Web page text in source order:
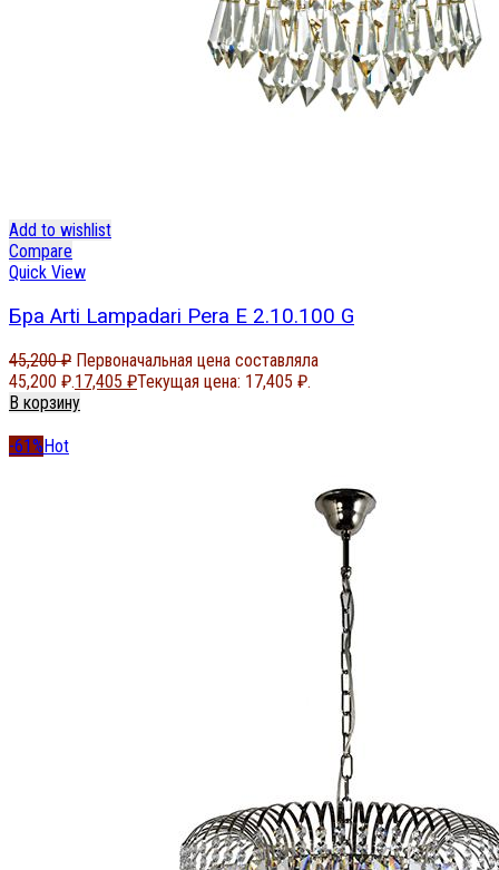
Add to wishlist
Compare
Quick View
Бра Arti Lampadari Pera E 2.10.100 G
45,200₽ Первоначальная цена составляла
45,200 ₽.17,405 ₽Текущая цена: 17,405 ₽.
В корзину
-61%Hot